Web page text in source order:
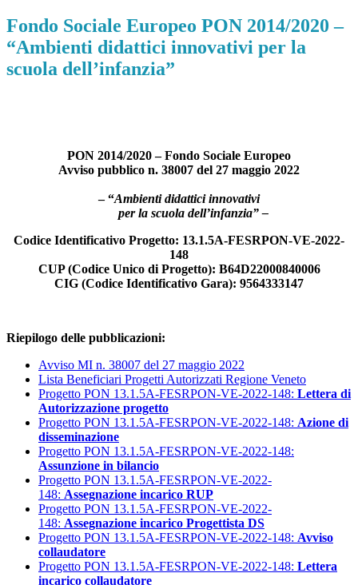
Fondo Sociale Europeo PON 2014/2020 –
“Ambienti didattici innovativi per la
scuola dell’infanzia”
PON 2014/2020 – Fondo Sociale Europeo
Avviso pubblico n. 38007 del 27 maggio 2022
– “Ambienti didattici innovativi
per la scuola dell’infanzia” –
Codice Identificativo Progetto: 13.1.5A-FESRPON-VE-2022-
148
CUP (Codice Unico di Progetto): B64D22000840006
CIG (Codice Identificativo Gara): 9564333147
Riepilogo delle pubblicazioni:
Avviso MI n. 38007 del 27 maggio 2022
Lista Beneficiari Progetti Autorizzati Regione Veneto
Progetto PON 13.1.5A-FESRPON-VE-2022-148: Lettera di
Autorizzazione progetto
Progetto PON 13.1.5A-FESRPON-VE-2022-148: Azione di
disseminazione
Progetto PON 13.1.5A-FESRPON-VE-2022-148:
Assunzione in bilancio
Progetto PON 13.1.5A-FESRPON-VE-2022-
148: Assegnazione incarico RUP
Progetto PON 13.1.5A-FESRPON-VE-2022-
148: Assegnazione incarico Progettista DS
Progetto PON 13.1.5A-FESRPON-VE-2022-148: Avviso
collaudatore
Progetto PON 13.1.5A-FESRPON-VE-2022-148: Lettera
incarico collaudatore